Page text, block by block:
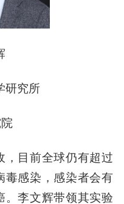
研究所
，目前全球仍有超过
毒感染，感染者会有
。李文辉带领其实验